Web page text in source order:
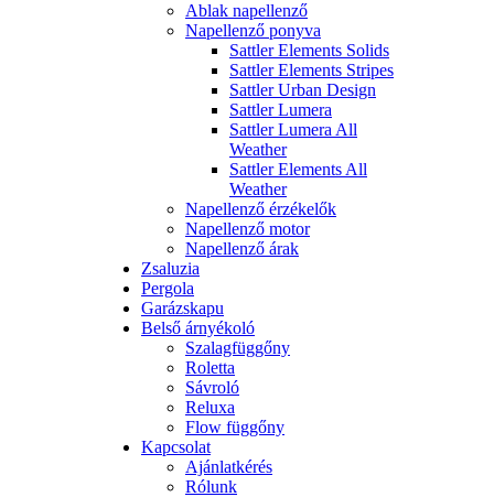
Ablak napellenző
Napellenző ponyva
Sattler Elements Solids
Sattler Elements Stripes
Sattler Urban Design
Sattler Lumera
Sattler Lumera All
Weather
Sattler Elements All
Weather
Napellenző érzékelők
Napellenző motor
Napellenző árak
Zsaluzia
Pergola
Garázskapu
Belső árnyékoló
Szalagfüggőny
Roletta
Sávroló
Reluxa
Flow függőny
Kapcsolat
Ajánlatkérés
Rólunk